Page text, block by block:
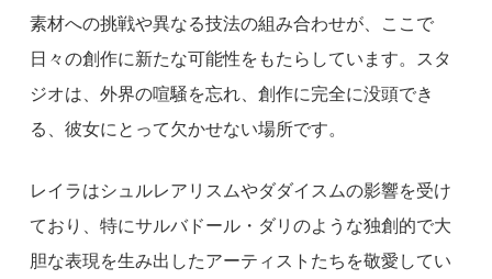
素材への挑戦や異なる技法の組み合わせが、ここで
日々の創作に新たな可能性をもたらしています。スタ
ジオは、外界の喧騒を忘れ、創作に完全に没頭でき
る、彼女にとって欠かせない場所です。
レイラはシュルレアリスムやダダイスムの影響を受け
ており、特にサルバドール・ダリのような独創的で大
胆な表現を生み出したアーティストたちを敬愛してい